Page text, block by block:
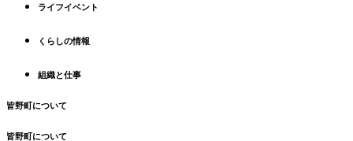
ライフイベント
くらしの情報
組織と仕事
皆野町について
皆野町について